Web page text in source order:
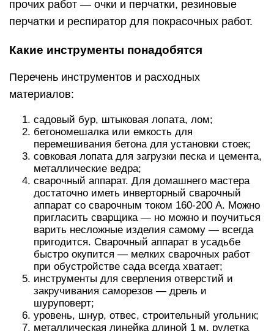
прочих работ — очки и перчатки, резиновые
перчатки и респиратор для покрасочных работ.
Какие инструменты понадобятся
Перечень инструментов и расходных
материалов:
садовый бур, штыковая лопата, лом;
бетономешалка или емкость для
перемешивания бетона для установки стоек;
совковая лопата для загрузки песка и цемента,
металлические ведра;
сварочный аппарат. Для домашнего мастера
достаточно иметь инверторный сварочный
аппарат со сварочным током 160-200 А. Можно
пригласить сварщика — но можно и поучиться
варить несложные изделия самому — всегда
пригодится. Сварочный аппарат в усадьбе
быстро окупится — мелких сварочных работ
при обустройстве сада всегда хватает;
инструменты для сверления отверстий и
закручивания саморезов — дрель и
шуруповерт;
уровень, шнур, отвес, строительный угольник;
металлическая линейка длиной 1 м, рулетка